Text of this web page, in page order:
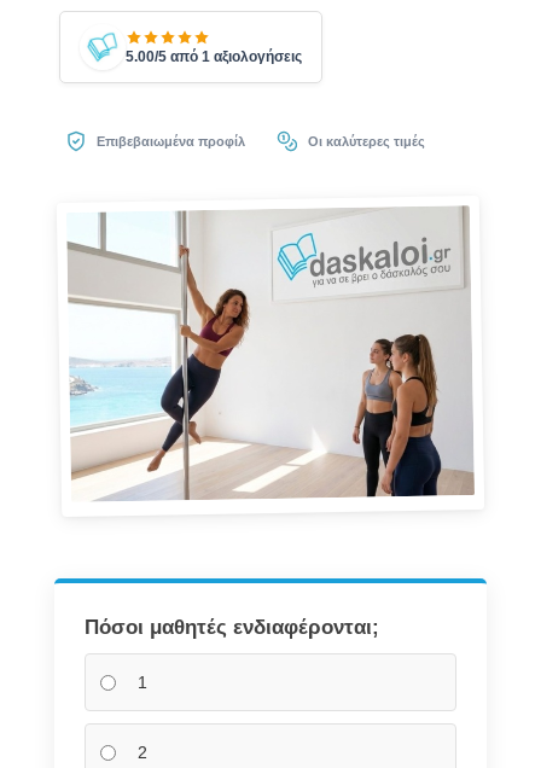
5.00/5 από 1 αξιολογήσεις
Επιβεβαιωμένα προφίλ Οι καλύτερες τιμές
Πόσοι μαθητές ενδιαφέρονται;
1
2